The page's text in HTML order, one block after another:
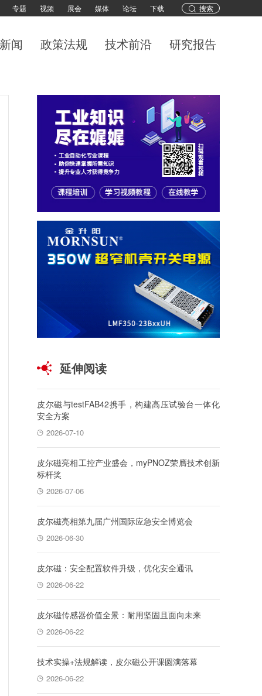
搜索
专题 视频 展会 媒体 论坛 下载
闻 政策法规 技术前沿 研究报告
延伸阅读
皮尔磁与testFAB42携手，构建高压试验台一体化
安全方案
2026-07-10
皮尔磁亮相工控产业盛会，myPNOZ荣膺技术创新
标杆奖
2026-07-06
皮尔磁亮相第九届广州国际应急安全博览会
2026-06-30
皮尔磁：安全配置软件升级，优化安全通讯
2026-06-22
皮尔磁传感器价值全景：耐用坚固且面向未来
2026-06-22
技术实操+法规解读，皮尔磁公开课圆满落幕
2026-06-22